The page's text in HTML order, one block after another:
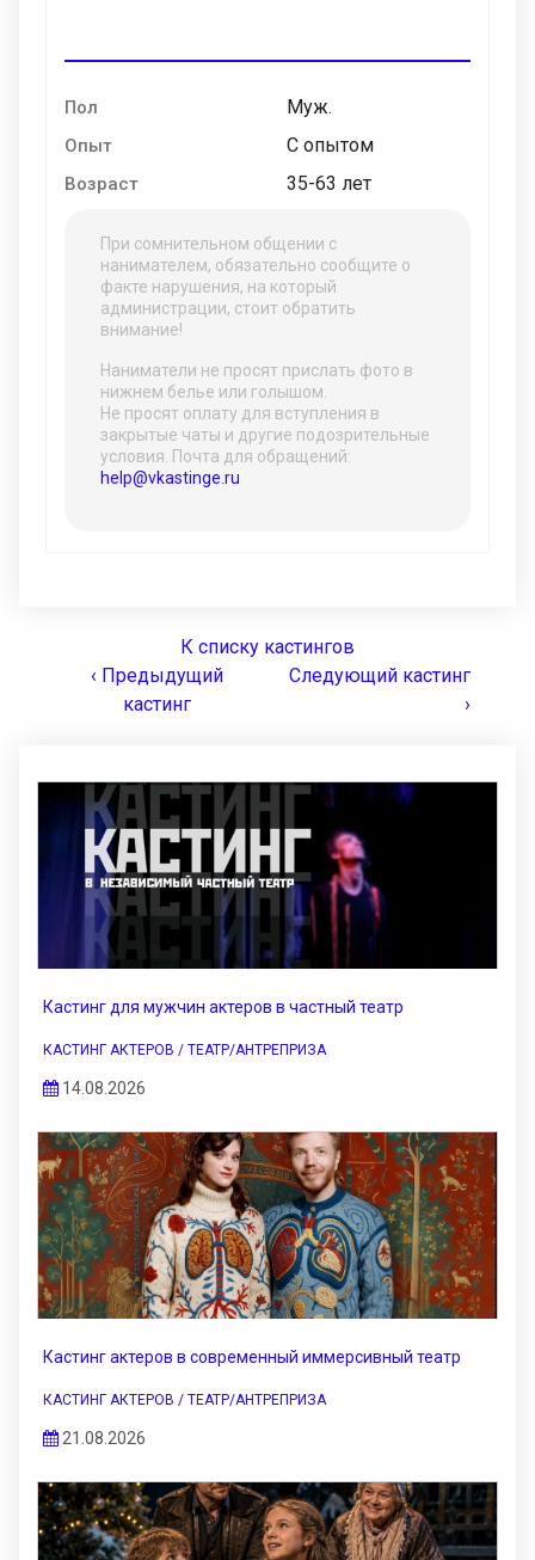
Пол Муж.
Опыт С опытом
Возраст 35-63 лет
При сомнительном общении с
нанимателем, обязательно сообщите о
факте нарушения, на который
администрации, стоит обратить
внимание!
Наниматели не просят прислать фото в
нижнем белье или голышом.
Не просят оплату для вступления в
закрытые чаты и другие подозрительные
условия. Почта для обращений:
help@vkastinge.ru
К списку кастингов
‹ Предыдущий
кастинг
Следующий кастинг
›
Кастинг для мужчин актеров в частный театр
КАСТИНГ АКТЕРОВ / ТЕАТР/АНТРЕПРИЗА
14.08.2026
Кастинг актеров в современный иммерсивный театр
КАСТИНГ АКТЕРОВ / ТЕАТР/АНТРЕПРИЗА
21.08.2026